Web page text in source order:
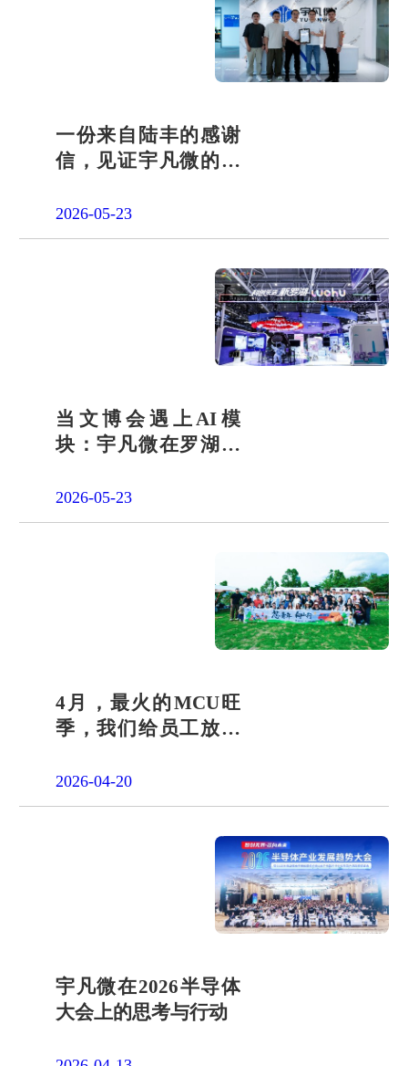
一份来自陆丰的感谢
信，见证宇凡微的社
2026-05-23
当文博会遇上AI模
块：宇凡微在罗湖展
答卷
2026-05-23
4月，最火的MCU旺
季，我们给员工放了
2026-04-20
宇凡微在2026半导体
大会上的思考与行动